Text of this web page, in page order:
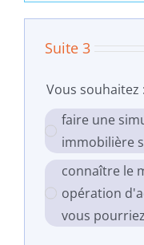
Suite 3
Vous souhaitez :
faire une
immobilière
connaître le
opération
vous